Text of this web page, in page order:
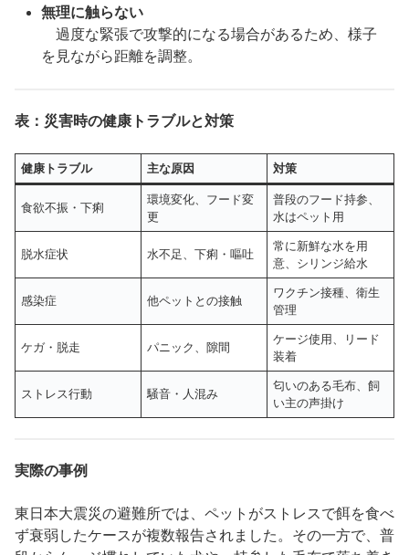
無理に触らない
過度な緊張で攻撃的になる場合があるため、様子
を見ながら距離を調整。
表：災害時の健康トラブルと対策
健康トラブル 主な原因 対策
食欲不振・下痢
環境変化、フード変
更
普段のフード持参、
水はペット用
脱水症状 水不足、下痢・嘔吐
常に新鮮な水を用
意、シリンジ給水
感染症 他ペットとの接触
ワクチン接種、衛生
管理
ケガ・脱走 パニック、隙間
ケージ使用、リード
装着
ストレス行動 騒音・人混み
匂いのある毛布、飼
い主の声掛け
実際の事例
東日本大震災の避難所では、ペットがストレスで餌を食べ
ず衰弱したケースが複数報告されました。その一方で、普